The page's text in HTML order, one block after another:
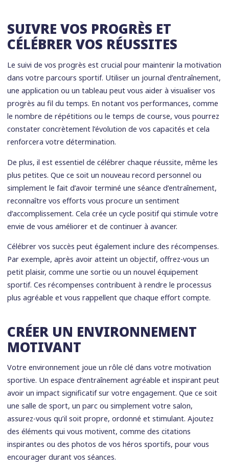
SUIVRE VOS PROGRÈS ET
CÉLÉBRER VOS RÉUSSITES
Le suivi de vos progrès est crucial pour maintenir la motivation
dans votre parcours sportif. Utiliser un journal d’entraînement,
une application ou un tableau peut vous aider à visualiser vos
progrès au fil du temps. En notant vos performances, comme
le nombre de répétitions ou le temps de course, vous pourrez
constater concrètement l’évolution de vos capacités et cela
renforcera votre détermination.
De plus, il est essentiel de célébrer chaque réussite, même les
plus petites. Que ce soit un nouveau record personnel ou
simplement le fait d’avoir terminé une séance d’entraînement,
reconnaître vos efforts vous procure un sentiment
d’accomplissement. Cela crée un cycle positif qui stimule votre
envie de vous améliorer et de continuer à avancer.
Célébrer vos succès peut également inclure des récompenses.
Par exemple, après avoir atteint un objectif, offrez-vous un
petit plaisir, comme une sortie ou un nouvel équipement
sportif. Ces récompenses contribuent à rendre le processus
plus agréable et vous rappellent que chaque effort compte.
CRÉER UN ENVIRONNEMENT
MOTIVANT
Votre environnement joue un rôle clé dans votre motivation
sportive. Un espace d’entraînement agréable et inspirant peut
avoir un impact significatif sur votre engagement. Que ce soit
une salle de sport, un parc ou simplement votre salon,
assurez-vous qu’il soit propre, ordonné et stimulant. Ajoutez
des éléments qui vous motivent, comme des citations
inspirantes ou des photos de vos héros sportifs, pour vous
encourager durant vos séances.